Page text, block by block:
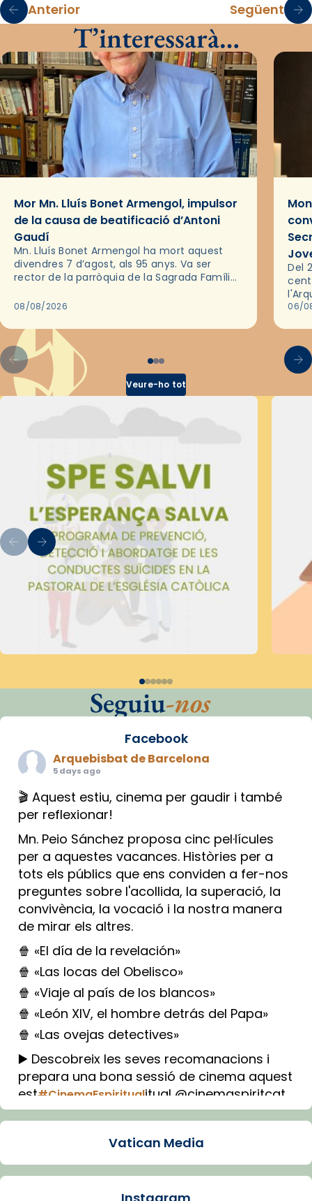
Anterior Següent
T’interessarà…
Mor Mn. Lluís Bonet Armengol, impulsor
de la causa de beatificació d’Antoni
Gaudí
Mn. Lluís Bonet Armengol ha mort aquest
divendres 7 d’agost, als 95 anys. Va ser
rector de la parròquia de la Sagrada Família
2018,…
08/08/2026
Del
les
06/
Veure-ho tot
Seguiu-nos
Facebook
Arquebisbat de Barcelona
5 days ago
🎬 Aquest estiu, cinema per gaudir i també
per reflexionar!
Mn. Peio Sánchez proposa cinc pel·lícules
per a aquestes vacances. Històries per a
tots els públics que ens conviden a fer-nos
preguntes sobre l'acollida, la superació, la
convivència, la vocació i la nostra manera
de mirar els altres.
🍿 «El día de la revelación»
🍿 «Las locas del Obelisco»
🍿 «Viaje al país de los blancos»
🍿 «León XIV, el hombre detrás del Papa»
🍿 «Las ovejas detectives»
▶️ Descobreix les seves recomanacions i
prepara una bona sessió de cinema aquest
est#CinemaEspiritualitual @cinemaspiritcat
Imatge: Generada amb IA (OpenAI)
Vatican Media